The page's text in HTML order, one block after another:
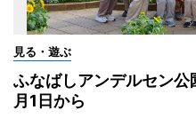
見る・遊ぶ
ふなばしアンデルセン
月1日から